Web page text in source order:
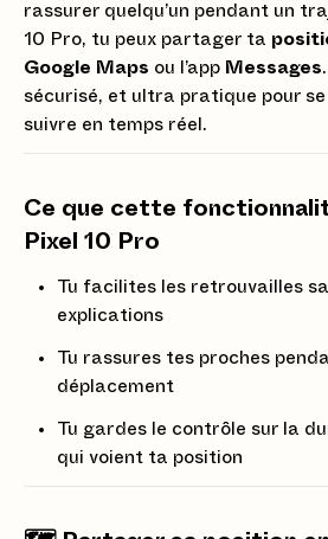
rassurer quelqu’un pendant un
10 Pro, tu peux partager ta
Google Maps ou l’app Messages
sécurisé, et ultra pratique pour
suivre en temps réel.
Ce que cette
Pixel 10 Pro
Tu facilites les retrouvailles
explications
Tu rassures tes proches
déplacement
Tu gardes le contrôle sur la
qui voient ta position